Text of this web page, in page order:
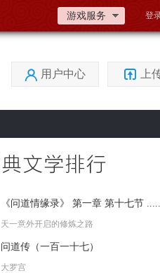
游戏服务 登
用户中心 上
《问道情缘录》 第一章 第十七节
天一意外开启的修炼之路
问道传（一百一十七）
大罗宫